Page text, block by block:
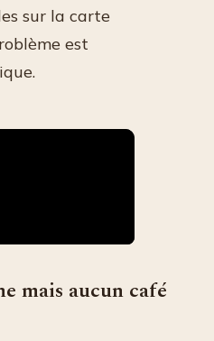
sur la carte
est
mais aucun café